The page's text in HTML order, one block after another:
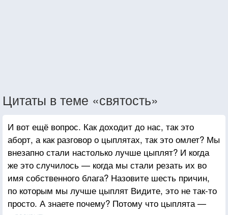
Цитаты в теме «святость»
И вот ещё вопрос. Как доходит до нас, так это
аборт, а как разговор о цыплятах, так это омлет? Мы
внезапно стали настолько лучше цыплят? И когда
же это случилось — когда мы стали резать их во
имя собственного блага? Назовите шесть причин,
по которым мы лучше цыплят Видите, это не так-то
просто. А знаете почему? Потому что цыплята —